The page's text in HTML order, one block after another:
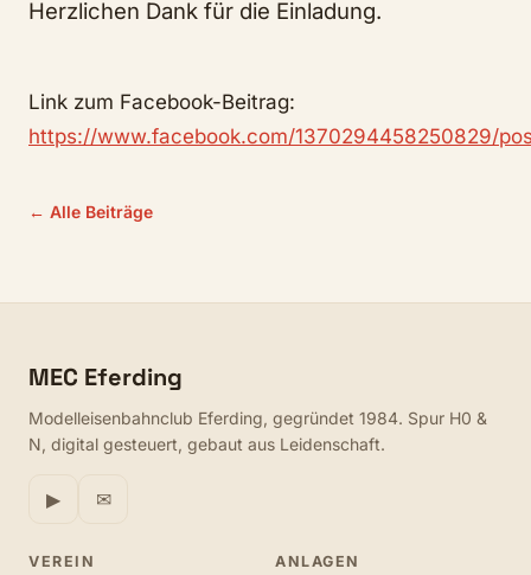
Herzlichen Dank für die Einladung.
Link zum Facebook-Beitrag:
https://www.facebook.com/1370294458250829/
← Alle Beiträge
MEC Eferding
Modelleisenbahnclub Eferding, gegründet 1984. Spur H0 &
N, digital gesteuert, gebaut aus Leidenschaft.
▶ ✉
VEREIN ANLAGEN